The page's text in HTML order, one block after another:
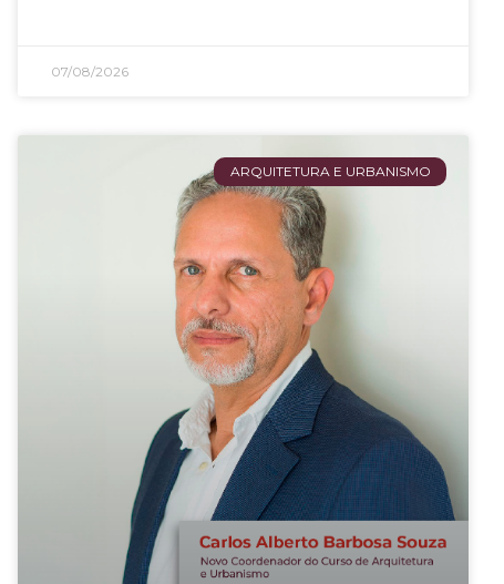
07/08/2026
ARQUITETURA E URBANISMO